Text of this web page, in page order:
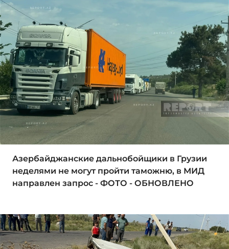
Азербайджанские дальнобойщики в Грузии
неделями не могут пройти таможню, в МИД
направлен запрос - ФОТО - ОБНОВЛЕНО